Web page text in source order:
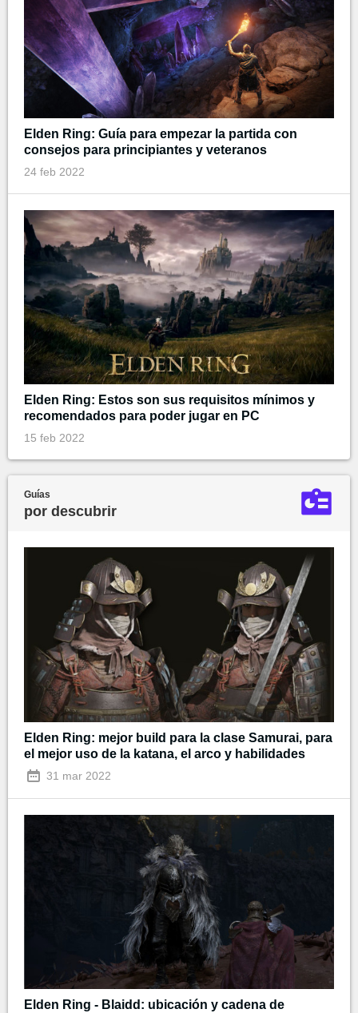
Elden Ring: Guía para empezar la partida con
consejos para principiantes y veteranos
24 feb 2022
Elden Ring: Estos son sus requisitos mínimos y
recomendados para poder jugar en PC
15 feb 2022
Guías
por descubrir
Elden Ring: mejor build para la clase Samurai, para
el mejor uso de la katana, el arco y habilidades
31 mar 2022
Elden Ring - Blaidd: ubicación y cadena de